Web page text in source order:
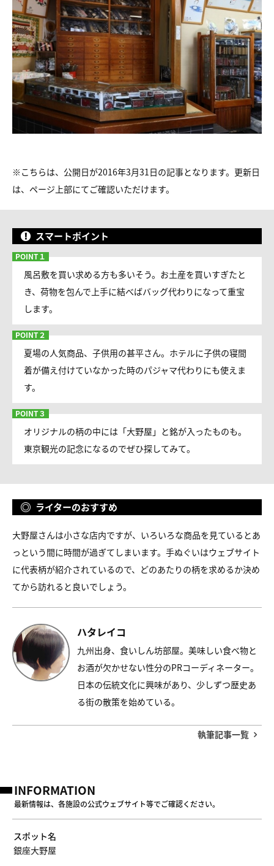
※こちらは、公開日が2016年3月31日の記事となります。更新日
は、ページ上部にてご確認いただけます。
スマートポイント
風呂敷を買い求める方も多いそう。お土産を買いすぎたと
き、荷物を包んで上手に結べばバッグ代わりになって重宝
します。
夏場の人気商品、子供用の甚平さん。ホテルに子供の寝間
着が備え付けていなかった時のパジャマ代わりにも使えま
す。
オリジナルの柄の中には「大野屋」と銘が入ったものも。
東京観光の記念になるのでぜひ探してみて。
ライターのおすすめ
大野屋さんは小さな店内ですが、いろいろな商品を見ているとあ
っという間に時間が過ぎてしまいます。手ぬぐいはウェブサイト
に代表柄が紹介されているので、どのあたりの柄を求めるか決め
てから訪れると良いでしょう。
ハタレイコ
九州出身、食いしん坊部屋。美味しい食べ物と
お酒が欠かせない性分のPRコーディネーター。
日本の伝統文化に興味があり、少しずつ歴史あ
る街の散策を始めている。
執筆記事一覧
INFORMATION
最新情報は、各施設の公式ウェブサイト等でご確認ください。
スポット名
銀座大野屋